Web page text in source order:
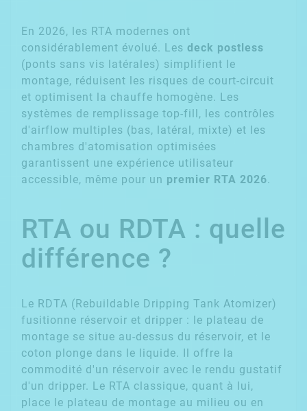
En 2026, les RTA modernes ont
considérablement évolué. Les deck postless
(ponts sans vis latérales) simplifient le
montage, réduisent les risques de court-circuit
et optimisent la chauffe homogène. Les
systèmes de remplissage top-fill, les contrôles
d'airflow multiples (bas, latéral, mixte) et les
chambres d'atomisation optimisées
garantissent une expérience utilisateur
accessible, même pour un premier RTA 2026
RTA ou RDTA : quelle
différence ?
Le RDTA (Rebuildable Dripping Tank Atomizer)
fusitionne réservoir et dripper : le plateau de
montage se situe au-dessus du réservoir, et le
coton plonge dans le liquide. Il offre la
commodité d'un réservoir avec le rendu gustatif
d'un dripper. Le RTA classique, quant à lui,
place le plateau de montage au milieu ou en